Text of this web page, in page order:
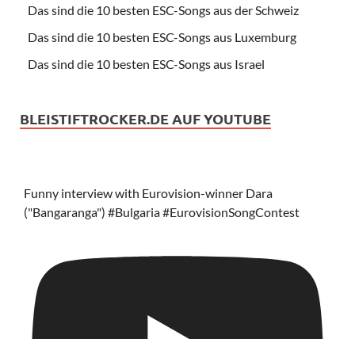
Das sind die 10 besten ESC-Songs aus der Schweiz
Das sind die 10 besten ESC-Songs aus Luxemburg
Das sind die 10 besten ESC-Songs aus Israel
BLEISTIFTROCKER.DE AUF YOUTUBE
Funny interview with Eurovision-winner Dara
("Bangaranga") #Bulgaria #EurovisionSongContest